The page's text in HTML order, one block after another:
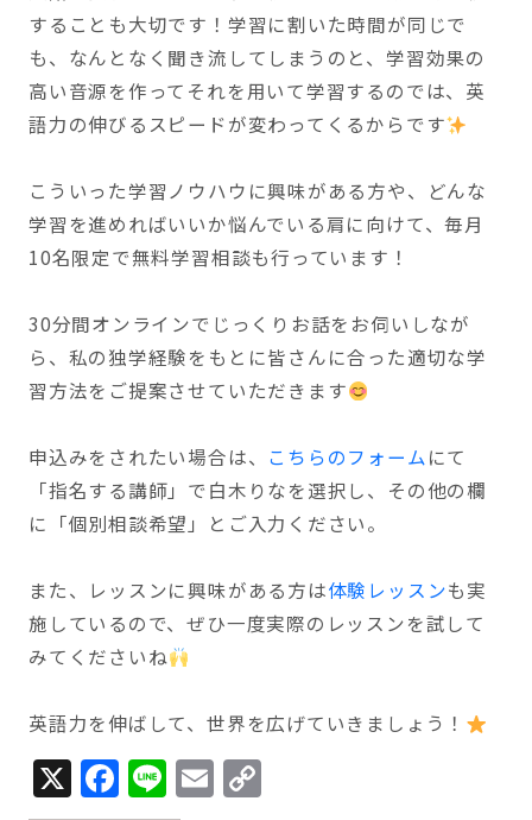
することも大切です！学習に割いた時間が同じで
も、なんとなく聞き流してしまうのと、学習効果の
高い音源を作ってそれを用いて学習するのでは、英
語力の伸びるスピードが変わってくるからです
こういった学習ノウハウに興味がある方や、どんな
学習を進めればいいか悩んでいる肩に向けて、毎月
10名限定で無料学習相談も行っています！
30分間オンラインでじっくりお話をお伺いしなが
ら、私の独学経験をもとに皆さんに合った適切な学
習方法をご提案させていただきます
申込みをされたい場合は、 こちらのフォーム にて
「指名する講師」で白木りなを選択し、その他の欄
に「個別相談希望」とご入力ください。
また、レッスンに興味がある方は体験レッスンも実
施しているので、ぜひ一度実際のレッスンを試して
みてくださいね
英語力を伸ばして、世界を広げていきましょう！
X Facebook
LineEmail